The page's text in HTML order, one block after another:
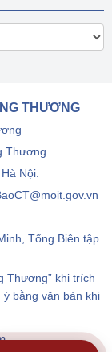
THƯƠNG
Thương
Nội.
Tổng Biên tập
Thương” khi trích
bằng văn bản khi